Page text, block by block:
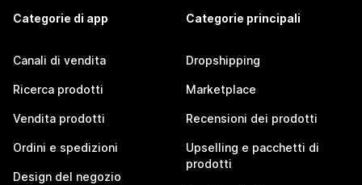
Categorie di app
Canali di vendita
Ricerca prodotti
Vendita prodotti
Ordini e spedizioni
Design del negozio
Categorie principali
Dropshipping
Marketplace
Recensioni dei prodotti
Upselling e pacchetti di
prodotti